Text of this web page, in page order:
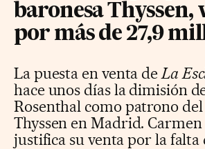
baronesa Thyssen,
por más de 27,9
La puesta en venta deLa
hace unos días la dimisión
Rosenthal como patrono
Thyssen en Madrid.
justifica su venta por la falta